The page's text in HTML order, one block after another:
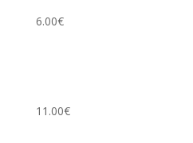
6.00€
11.00€